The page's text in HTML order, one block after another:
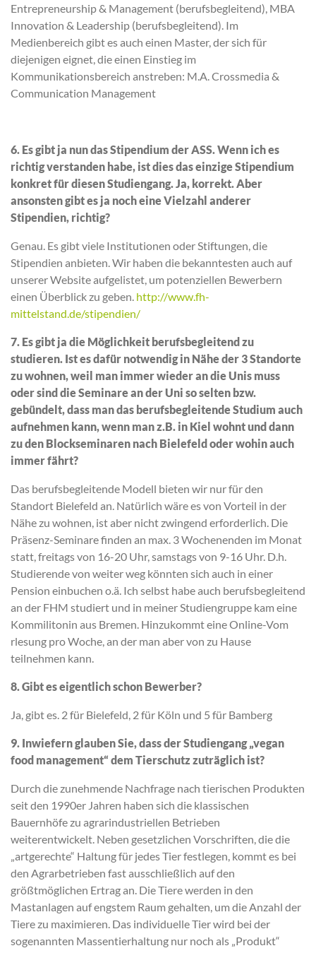
Entrepreneurship & Management (berufsbegleitend), MBA
Innovation & Leadership (berufsbegleitend). Im
Medienbereich gibt es auch einen Master, der sich für
diejenigen eignet, die einen Einstieg im
Kommunikationsbereich anstreben: M.A. Crossmedia &
Communication Management
6. Es gibt ja nun das Stipendium der ASS. Wenn ich es
richtig verstanden habe, ist dies das einzige Stipendium
konkret für diesen Studiengang. Ja, korrekt. Aber
ansonsten gibt es ja noch eine Vielzahl anderer
Stipendien, richtig?
Genau. Es gibt viele Institutionen oder Stiftungen, die
Stipendien anbieten. Wir haben die bekanntesten auch auf
unserer Website aufgelistet, um potenziellen Bewerbern
einen Überblick zu geben. http://www.fh-
mittelstand.de/stipendien/
7. Es gibt ja die Möglichkeit berufsbegleitend zu
studieren. Ist es dafür notwendig in Nähe der 3 Standorte
zu wohnen, weil man immer wieder an die Unis muss
oder sind die Seminare an der Uni so selten bzw.
gebündelt, dass man das berufsbegleitende Studium auch
aufnehmen kann, wenn man z.B. in Kiel wohnt und dann
zu den Blockseminaren nach Bielefeld oder wohin auch
immer fährt?
Das berufsbegleitende Modell bieten wir nur für den
Standort Bielefeld an. Natürlich wäre es von Vorteil in der
Nähe zu wohnen, ist aber nicht zwingend erforderlich. Die
Präsenz-Seminare finden an max. 3 Wochenenden im Monat
statt, freitags von 16-20 Uhr, samstags von 9-16 Uhr. D.h.
Studierende von weiter weg könnten sich auch in einer
Pension einbuchen o.ä. Ich selbst habe auch berufsbegleitend
an der FHM studiert und in meiner Studiengruppe kam eine
Kommilitonin aus Bremen. Hinzukommt eine Online-Vom
rlesung pro Woche, an der man aber von zu Hause
teilnehmen kann.
8. Gibt es eigentlich schon Bewerber?
Ja, gibt es. 2 für Bielefeld, 2 für Köln und 5 für Bamberg
9. Inwiefern glauben Sie, dass der Studiengang „vegan
food management“ dem Tierschutz zuträglich ist?
Durch die zunehmende Nachfrage nach tierischen Produkten
seit den 1990er Jahren haben sich die klassischen
Bauernhöfe zu agrarindustriellen Betrieben
weiterentwickelt. Neben gesetzlichen Vorschriften, die die
„artgerechte“ Haltung für jedes Tier festlegen, kommt es bei
den Agrarbetrieben fast ausschließlich auf den
größtmöglichen Ertrag an. Die Tiere werden in den
Mastanlagen auf engstem Raum gehalten, um die Anzahl der
Tiere zu maximieren. Das individuelle Tier wird bei der
sogenannten Massentierhaltung nur noch als „Produkt“